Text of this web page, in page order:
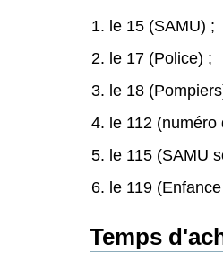
le 15 (SAMU) ;
le 17 (Police) ;
le 18
le 112
le 115 (SAMU
le 119
Temps